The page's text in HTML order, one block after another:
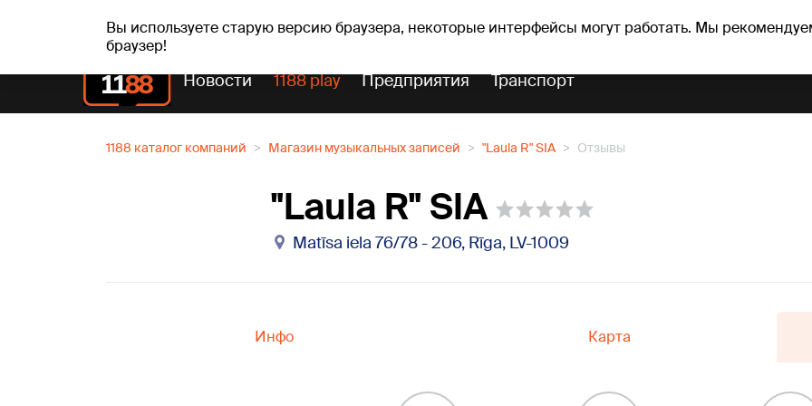
Вы используете старую версию браузера, некоторые интерфейсы могут работать. Мы
браузер!
чт, 06.08.2026. +27°C Aisma, Askolds Прогноз погоды Гороскопы
Новости 1188 play Предприятия Транспорт
1188 каталог компаний Магазин музыкальных записей "Laula R" SIA Отзывы
"Laula R" SIA
Matīsa iela 76/78 - 206, Rīga, LV-1009
Инфо Карта